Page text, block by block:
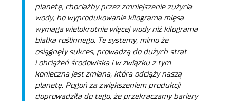
planetę, chociażby przez zmniejszenie zużycia
wody, bo wyprodukowanie kilograma mięsa
wymaga wielokrotnie więcej wody niż kilograma
białka roślinnego. Te systemy, mimo że
osiągnęły sukces, prowadzą do dużych strat
i obciążeń środowiska i w związku z tym
konieczna jest zmiana, która odciąży naszą
planetę. Pogoń za zwiększeniem produkcji
doprowadziła do tego, że przekraczamy bariery